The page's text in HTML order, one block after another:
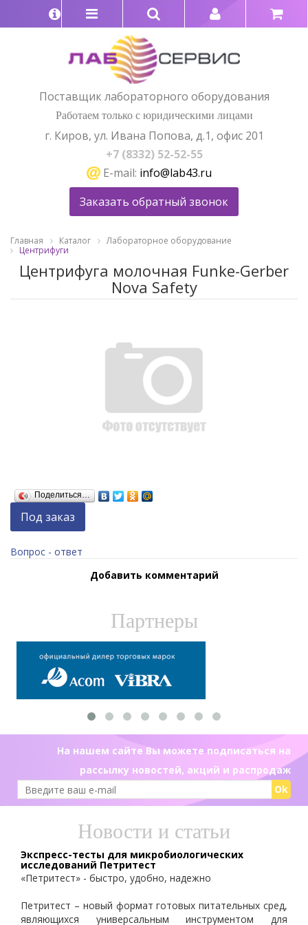
Поставщик лабораторного оборудования
Работаем только с юридическими лицами
г. Киров, ул. Ивана Попова, д.1, офис 201
+7 (8332) 52-52-55
E-mail: info@lab43.ru
Заказать обратный звонок
Главная Каталог
Лабораторное оборудование
Центрифуги
Центрифуга молочная Funke-Gerber
Nova Safety
Поделиться…
Под заказ
Вопрос - ответ
Добавить комментарий
Партнеры
На нашем сайте Вы можете подписаться на
рассылку новостей, акций и распродаж
Ok
Новости и статьи
Экспресс-тесты для микробиологических
исследований Петритест
«Петритест» - быстро, удобно, надежно
Петритест – новый формат готовых питательных сред,
являющихся универсальным инструментом для